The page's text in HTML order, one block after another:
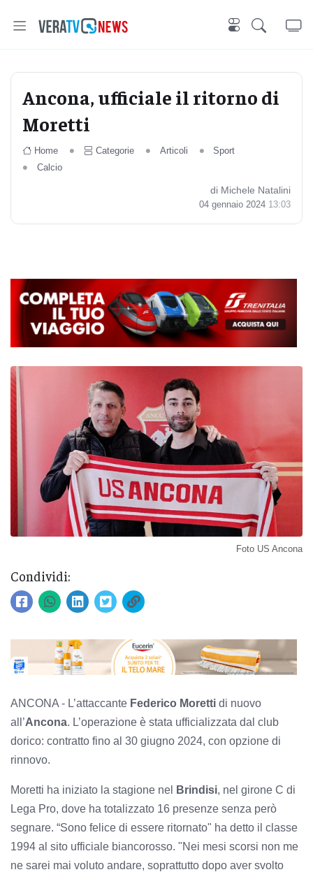
Ancona, ufficiale il ritorno di
Moretti
Home Categorie Articoli
Sport
Calcio
di Michele Natalini
04 gennaio 2024 13:03
Foto US Ancona
Condividi:
ANCONA - L’attaccante Federico Moretti di nuovo
all’Ancona. L’operazione è stata ufficializzata dal club
dorico: contratto fino al 30 giugno 2024, con opzione di
rinnovo.
Moretti ha iniziato la stagione nel Brindisi, nel girone C di
Lega Pro, dove ha totalizzato 16 presenze senza però
segnare. “Sono felice di essere ritornato" ha detto il classe
1994 al sito ufficiale biancorosso. "Nei mesi scorsi non me
ne sarei mai voluto andare, soprattutto dopo aver svolto